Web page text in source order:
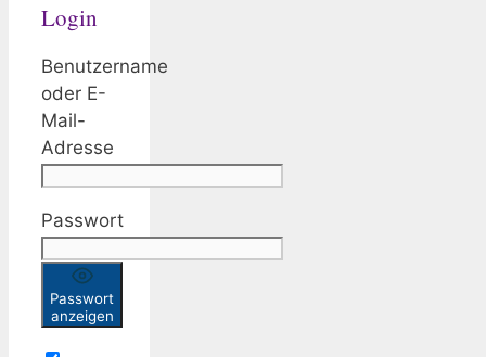
Login
Benutzername
oder E-
Mail-
Adresse
Passwort
Passwort
anzeigen